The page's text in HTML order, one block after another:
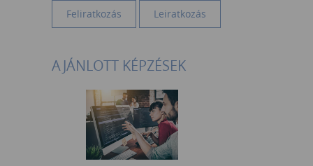
AJÁNLOTT KÉPZÉSEK